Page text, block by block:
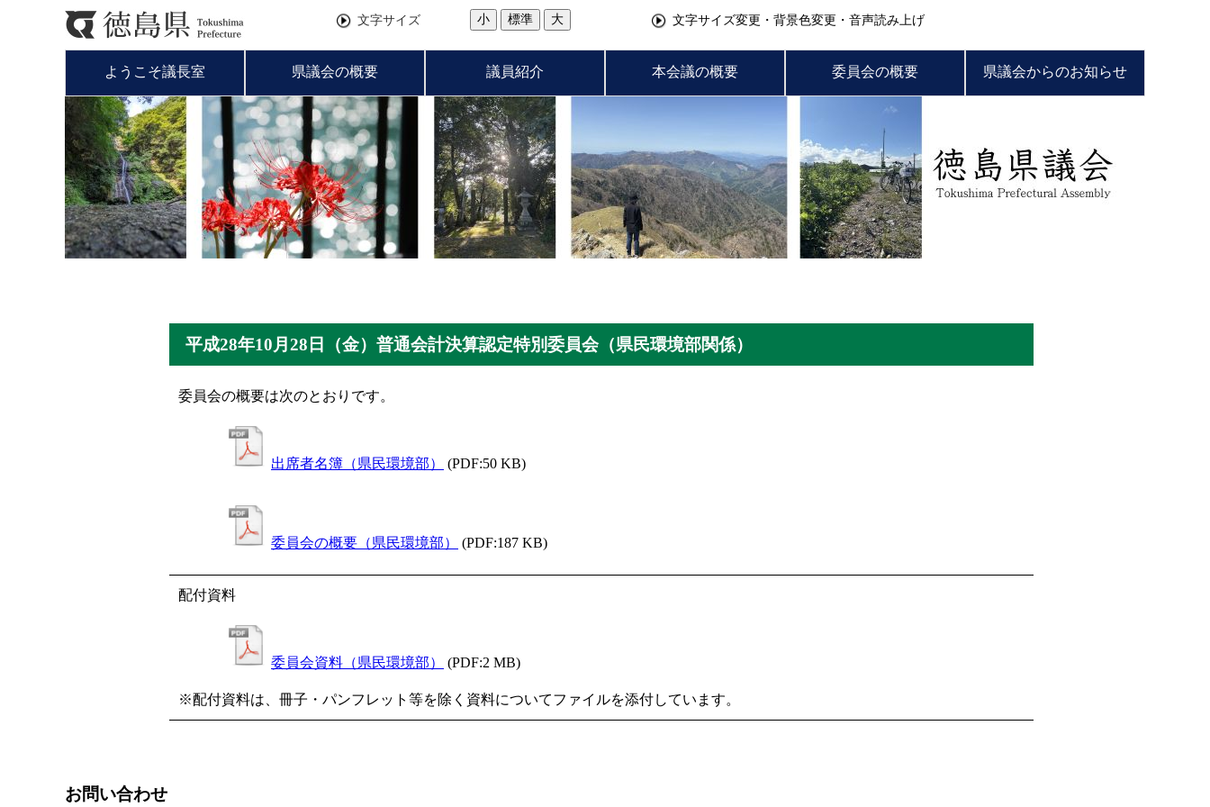
文字サイズ 小 標準 大 文字サイズ変更・背景色変更・音声読み上げ
ようこそ議長室 県議会の概要 議員紹介 本会議の概要 委員会の概要 県議会からのお知らせ
平成28年10月28日（金）普通会計決算認定特別委員会（県民環境部関係）
委員会の概要は次のとおりです。
出席者名簿（県民環境部） (PDF:50 KB)
委員会の概要（県民環境部） (PDF:187 KB)
配付資料
委員会資料（県民環境部） (PDF:2 MB)
※配付資料は、冊子・パンフレット等を除く資料についてファイルを添付しています。
お問い合わせ